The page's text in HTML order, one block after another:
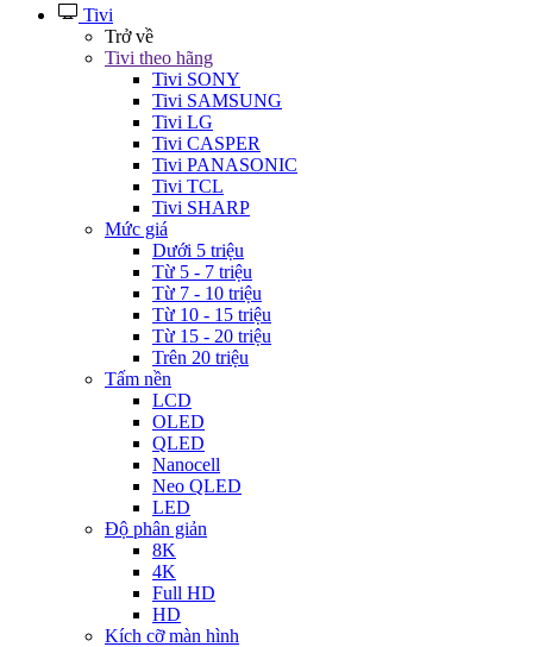
Tivi
Trở về
Tivi theo hãng
Tivi SONY
Tivi SAMSUNG
Tivi LG
Tivi CASPER
Tivi PANASONIC
Tivi TCL
Tivi SHARP
Mức giá
Dưới 5 triệu
Từ 5 - 7 triệu
Từ 7 - 10 triệu
Từ 10 - 15 triệu
Từ 15 - 20 triệu
Trên 20 triệu
Tấm nền
LCD
OLED
QLED
Nanocell
Neo QLED
LED
Độ phân giản
8K
4K
Full HD
HD
Kích cỡ màn hình